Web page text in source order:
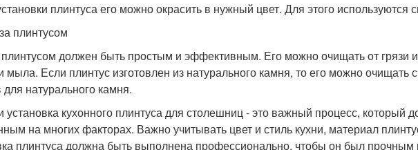
плинтуса его можно окрасить в нужный цвет. Для этого используются
плинтусом
плинтусом должен быть простым и эффективным. Его можно очищать от грязи
мыла. Если плинтус изготовлен из натурального камня, то его можно
для натурального камня.
установка кухонного плинтуса для столешниц - это важный процесс, который
на многих факторах. Важно учитывать цвет и стиль кухни, материал
плинтуса должна быть выполнена профессионально, чтобы он был прочным